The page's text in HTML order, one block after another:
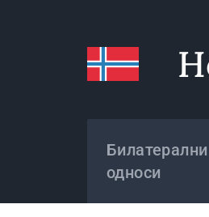
Билатерални
односи